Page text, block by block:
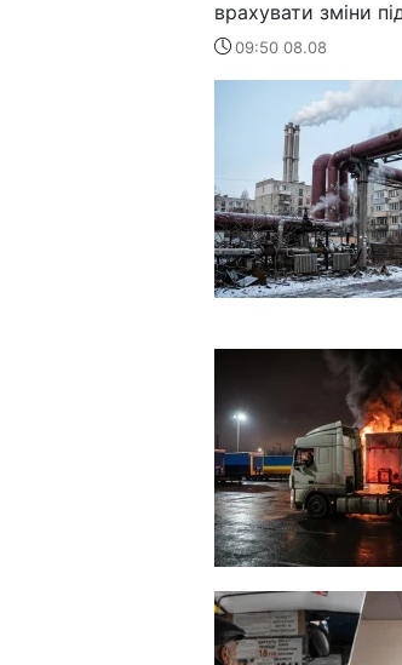
врахувати зміни
09:50 08.08